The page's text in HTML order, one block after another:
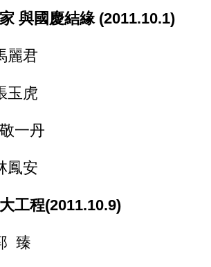
與國慶結緣 (2011.10.1)
君
虎
一丹
安
工程(2011.10.9)
臻